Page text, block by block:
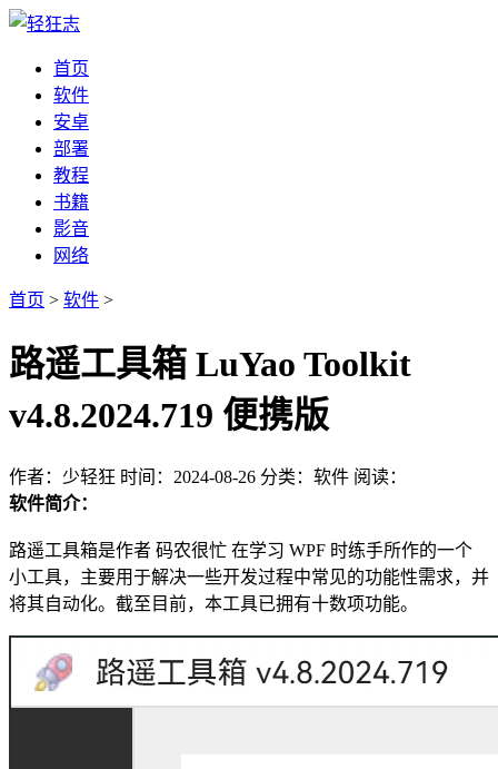
首页
软件
安卓
部署
教程
书籍
影音
网络
首页 > 软件 >
路遥工具箱 LuYao Toolkit
v4.8.2024.719 便携版
作者：少轻狂 时间：2024-08-26 分类：软件 阅读：
软件简介：
路遥工具箱是作者 码农很忙 在学习 WPF 时练手所作的一个
小工具，主要用于解决一些开发过程中常见的功能性需求，并
将其自动化。截至目前，本工具已拥有十数项功能。